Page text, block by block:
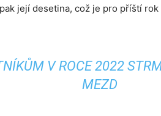
její desetina, což je pro příští
V ROCE 2022
MEZD